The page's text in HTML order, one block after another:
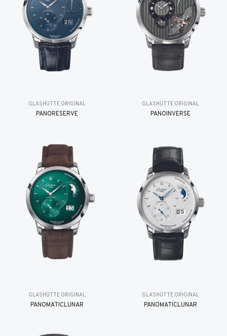
GLASHÜTTE ORIGINAL
PANORESERVE
GLASHÜTTE ORIGINAL
PANOINVERSE
GLASHÜTTE ORIGINAL
PANOMATICLUNAR
GLASHÜTTE ORIGINAL
PANOMATICLUNAR